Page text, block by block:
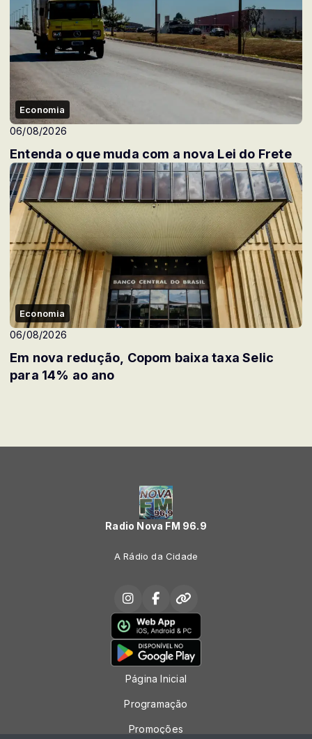
Economia
06/08/2026
Entenda o que muda com a nova Lei do Frete
Economia
06/08/2026
Em nova redução, Copom baixa taxa Selic
para 14% ao ano
Radio Nova FM 96.9
A Rádio da Cidade
Página Inicial
Programação
Promoções